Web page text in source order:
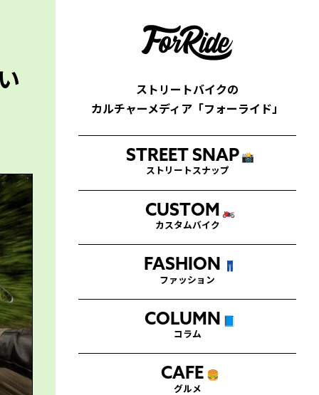
ストリートバイクの
カルチャーメディア「フォーライド」
STREET SNAP 📸
ストリートスナップ
CUSTOM 🏍
カスタムバイク
FASHION 👖
ファッション
COLUMN
コラム
CAFE 🍔
グルメ